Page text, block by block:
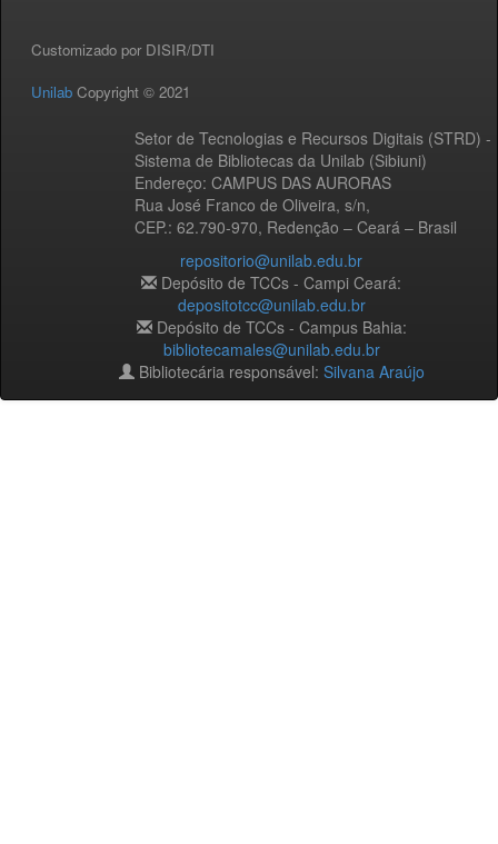
Customizado por DISIR/DTI
Unilab Copyright © 2021
Setor de Tecnologias e Recursos Digitais (STRD) -
Sistema de Bibliotecas da Unilab (Sibiuni)
Endereço: CAMPUS DAS AURORAS
Rua José Franco de Oliveira, s/n,
CEP.: 62.790-970, Redenção – Ceará – Brasil
repositorio@unilab.edu.br
Depósito de TCCs - Campi Ceará:
depositotcc@unilab.edu.br
Depósito de TCCs - Campus Bahia:
bibliotecamales@unilab.edu.br
Bibliotecária responsável: Silvana Araújo